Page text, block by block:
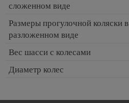
сложенном виде
Размеры прогулочной коляски в
разложенном виде
Вес шасси с колесами
Диаметр колес